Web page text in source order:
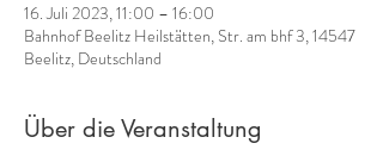
16. Juli 2023, 11:00 – 16:00
Bahnhof Beelitz Heilstätten, Str. am bhf 3, 14547
Beelitz, Deutschland
Über die Veranstaltung